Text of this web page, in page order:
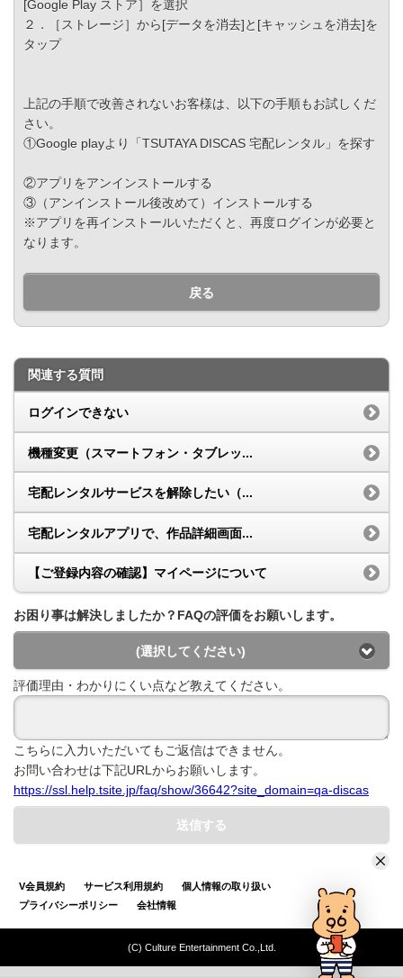
[Google Play ストア］を選択
２．［ストレージ］から[データを消去]と[キャッシュを消去]を
タップ
上記の手順で改善されないお客様は、以下の手順もお試しくだ
さい。
①Google playより「TSUTAYA DISCAS 宅配レンタル」を探す
②アプリをアンインストールする
③（アンインストール後改めて）インストールする
※アプリを再インストールいただくと、再度ログインが必要と
なります。
戻る
関連する質問
ログインできない
機種変更（スマートフォン・タブレッ...
宅配レンタルサービスを解除したい（...
宅配レンタルアプリで、作品詳細画面...
【ご登録内容の確認】マイページについて
お困り事は解決しましたか？FAQの評価をお願いします。
(選択してください)
評価理由・わかりにくい点など教えてください。
こちらに入力いただいてもご返信はできません。
お問い合わせは下記URLからお願いします。
https://ssl.help.tsite.jp/faq/show/36642?site_domain=qa-discas
送信する
V会員規約 サービス利用規約
個人情報の取り扱い
プライバシーポリシー
会社情報
(C) Culture Entertainment Co.,Ltd.